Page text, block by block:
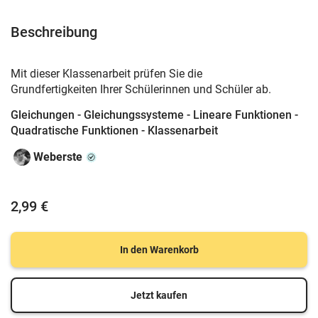
Beschreibung
Mit dieser Klassenarbeit prüfen Sie die
Grundfertigkeiten Ihrer Schülerinnen und Schüler ab.
Gleichungen - Gleichungssysteme - Lineare Funktionen -
Quadratische Funktionen - Klassenarbeit
Weberste
2,99 €
In den Warenkorb
Jetzt kaufen